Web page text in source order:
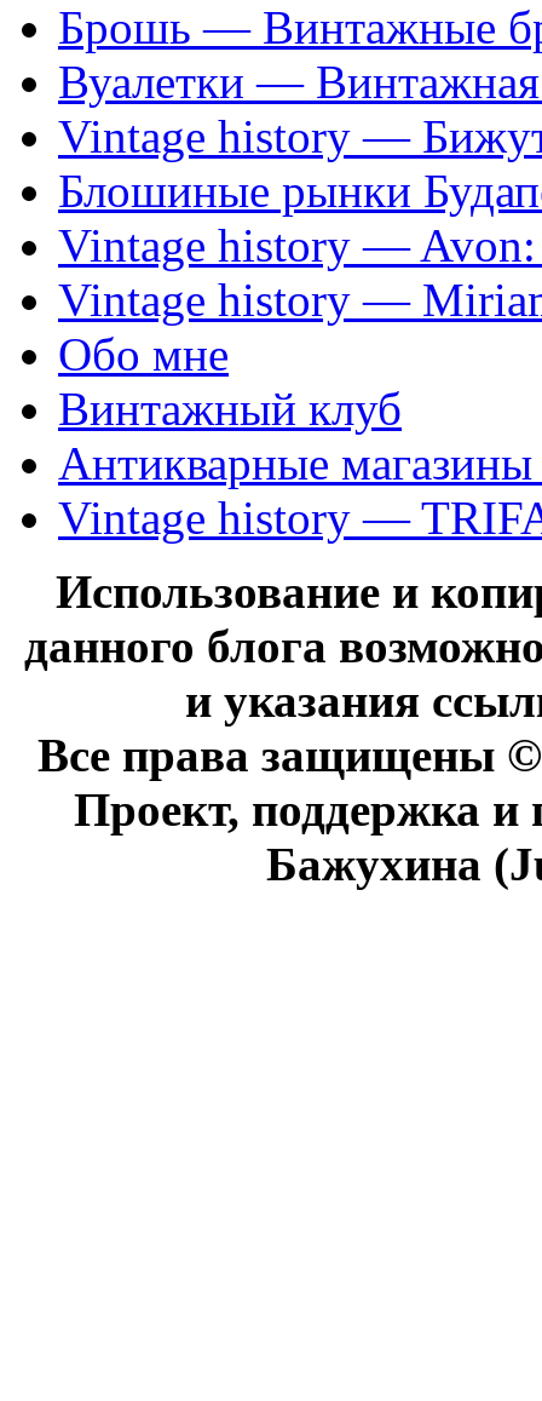
Брошь — Винтажные
Вуалетки — Винтажная
Vintage history —
Блошиные рынки
Vintage history —
Vintage history —
Обо мне
Винтажный клуб
Антикварные
Vintage history —
Использование и
данного блога
и указания
Все права защищены
Проект, поддержка
Бажухина